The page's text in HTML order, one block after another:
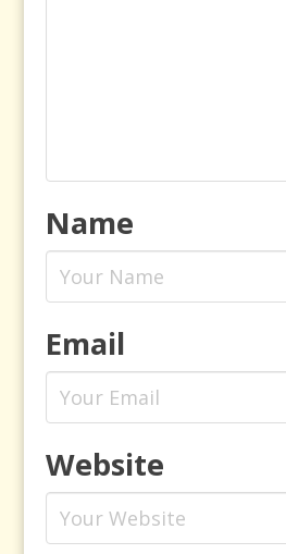
Name
Email
Website